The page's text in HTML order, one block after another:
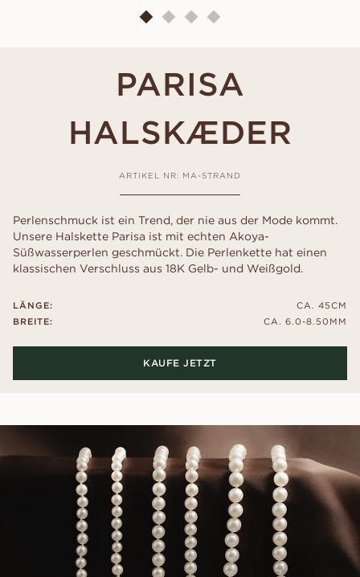
PARISA
HALSKÆDER
ARTIKEL NR: MA-STRAND
Perlenschmuck ist ein Trend, der nie aus der Mode kommt.
Unsere Halskette Parisa ist mit echten Akoya-
Süßwasserperlen geschmückt. Die Perlenkette hat einen
klassischen Verschluss aus 18K Gelb- und Weißgold.
LÄNGE:
BREITE:
CA. 45CM
CA. 6.0-8.50MM
KAUFE JETZT